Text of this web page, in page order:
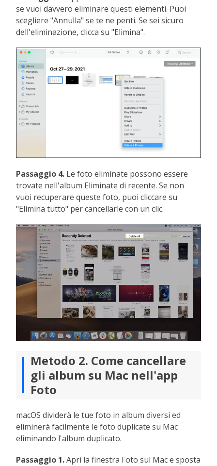
se vuoi davvero eliminare questi elementi. Puoi
scegliere "Annulla" se te ne penti. Se sei sicuro
dell'eliminazione, clicca su "Elimina".
Passaggio 4. Le foto eliminate possono essere
trovate nell'album Eliminate di recente. Se non
vuoi recuperare queste foto, puoi cliccare su
"Elimina tutto" per cancellarle con un clic.
Metodo 2. Come cancellare
gli album su Mac nell'app
Foto
macOS dividerà le tue foto in album diversi ed
eliminerà facilmente le foto duplicate su Mac
eliminando l'album duplicato.
Passaggio 1.Apri la finestra Foto sul Mac e sposta